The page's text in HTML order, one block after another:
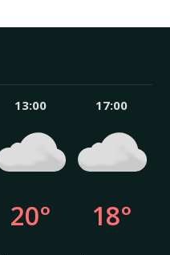
13:00
20°
17:00
18°